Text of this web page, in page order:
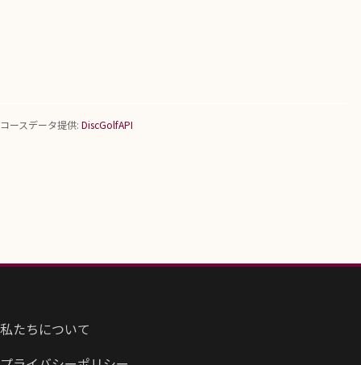
コースデータ提供: DiscGolfAPI
私たちについて